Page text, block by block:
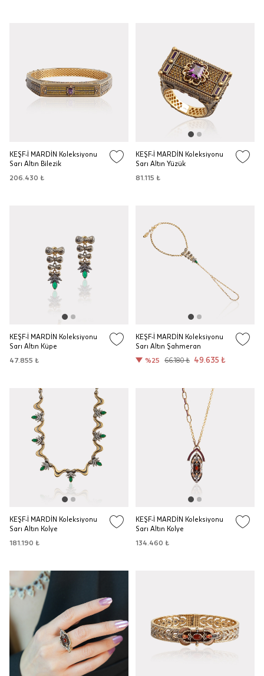
KEŞF-İ MARDİN Koleksiyonu
Sarı Altın Bilezik
206.430 ₺
KEŞF-İ MARDİN Koleksiyonu
Sarı Altın Yüzük
81.115 ₺
KEŞF-İ MARDİN Koleksiyonu
Sarı Altın Küpe
47.855 ₺
KEŞF-İ MARDİN Koleksiyonu
Sarı Altın Şahmeran
%25
66.180 ₺ 49.635 ₺
KEŞF-İ MARDİN Koleksiyonu
Sarı Altın Kolye
181.190 ₺
KEŞF-İ MARDİN Koleksiyonu
Sarı Altın Kolye
134.460 ₺